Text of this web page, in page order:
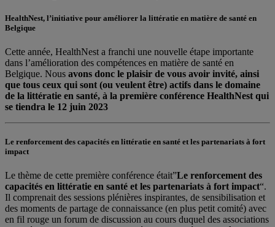
HealthNest, l’initiative pour améliorer la littératie en matière de santé en
Belgique
Cette année, HealthNest a franchi une nouvelle étape importante
dans l’amélioration des compétences en matière de santé en
Belgique. Nous avons donc le plaisir de vous avoir invité, ainsi
que tous ceux qui sont (ou veulent être) actifs dans le domaine
de la littératie en santé, à la première conférence HealthNest qui
se tiendra le 12 juin 2023
Le renforcement des capacités en littératie en santé et les partenariats à fort
impact
Le thème de cette première conférence était”Le renforcement des
capacités en littératie en santé et les partenariats à fort impact“.
Il comprenait des sessions plénières inspirantes, de sensibilisation et
des moments de partage de connaissance (en plus petit comité) avec
en fil rouge un forum de discussion au cours duquel des associations